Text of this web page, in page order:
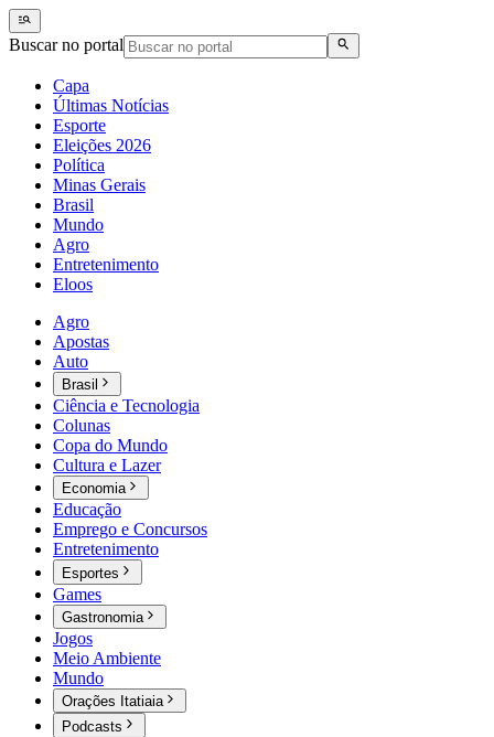
Buscar no portal
Capa
Últimas Notícias
Esporte
Eleições 2026
Política
Minas Gerais
Brasil
Mundo
Agro
Entretenimento
Eloos
Agro
Apostas
Auto
Brasil
Ciência e Tecnologia
Colunas
Copa do Mundo
Cultura e Lazer
Economia
Educação
Emprego e Concursos
Entretenimento
Esportes
Games
Gastronomia
Jogos
Meio Ambiente
Mundo
Orações Itatiaia
Podcasts